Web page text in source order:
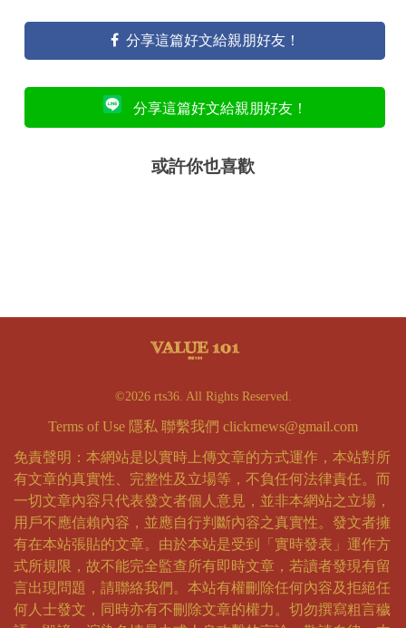
分享這篇好文給親朋好友！
分享這篇好文給親朋好友！
或許你也喜歡
©2026 rts36. All Rights Reserved.
Terms of Use 隱私 聯繫我們 clickrnews@gmail.com
免責聲明：本網站是以實時上傳文章的方式運作，本站對所
有文章的真實性、完整性及立場等，不負任何法律責任。而
一切文章內容只代表發文者個人意見，並非本網站之立場，
用戶不應信賴內容，並應自行判斷內容之真實性。發文者擁
有在本站張貼的文章。由於本站是受到「實時發表」運作方
式所規限，故不能完全監查所有即時文章，若讀者發現有留
言出現問題，請聯絡我們。本站有權刪除任何內容及拒絕任
何人士發文，同時亦有不刪除文章的權力。切勿撰寫粗言穢